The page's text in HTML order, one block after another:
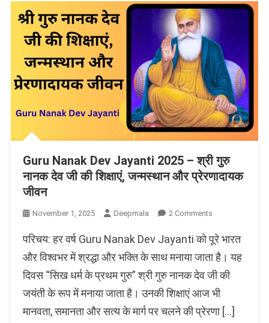
Guru Nanak Dev Jayanti 2025 – श्री गुरु
नानक देव जी की शिक्षाएं, जन्मस्थान और प्रेरणादायक
जीवन
November 1, 2025 Deepmala 2 CommentsOn
Nanak
Dev
Jayanti
2025
–
गुरु
परिचय: हर वर्ष Guru Nanak Dev Jayanti को पूरे भारत
और विश्वभर में श्रद्धा और भक्ति के साथ मनाया जाता है। यह
दिवस “सिख धर्म के प्रथम गुरु” श्री गुरु नानक देव जी की
जयंती के रूप में मनाया जाता है। उनकी शिक्षाएं आज भी
मानवता, समानता और सत्य के मार्ग पर चलने की प्रेरणा […]